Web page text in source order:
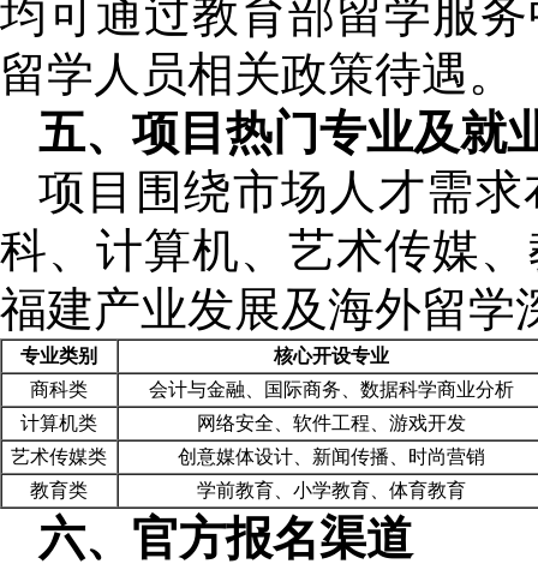
均可通过教育部留学服
留学人员相关政策待遇。
五、项目热门专业及就
项目围绕市场人才需
科、计算机、艺术传媒
福建产业发展及海外留学
专业类别
核心开设专业
商科类
会计与金融、国际商务、数据科学商业分析
计算机类
网络安全、软件工程、游戏开发
艺术传媒类
创意媒体设计、新闻传播、时尚营销
教育类
学前教育、小学教育、体育教育
六、官方报名渠道